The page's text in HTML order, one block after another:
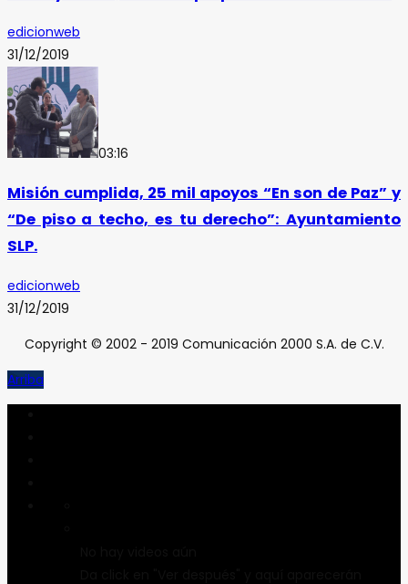
edicionweb
31/12/2019
03:16
Misión cumplida, 25 mil apoyos “En son de Paz” y
“De piso a techo, es tu derecho”: Ayuntamiento
SLP.
edicionweb
31/12/2019
Copyright © 2002 - 2019 Comunicación 2000 S.A. de C.V.
Arriba